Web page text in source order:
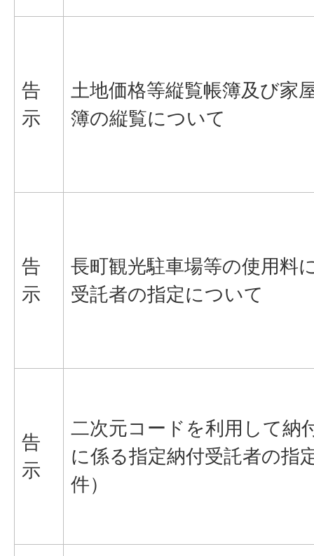
告
示
土地価格等縦覧帳簿及び家
簿の縦覧について
告
示
長町観光駐車場等の使用料
受託者の指定について
告
示
二次元コードを利用して納
に係る指定納付受託者の指
件）